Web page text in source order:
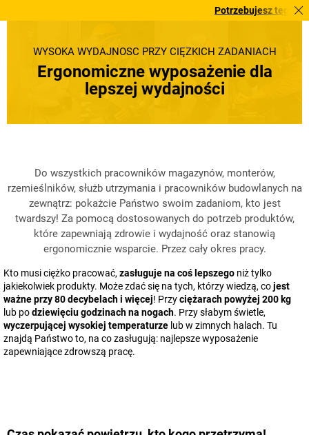
Potrzebujesz tego pilnie?
WYSOKA WYDAJNOŚĆ PRZY CIĘŻKICH ZADANIACH
Ergonomiczne wyposażenie dla
lepszej wydajności
Do wszystkich pracowników magazynów, monterów,
rzemieślników, służb utrzymania i pracowników budowlanych na
zewnątrz: pokażcie Państwo swoim zadaniom, kto jest
twardszy! Za pomocą dostosowanych do potrzeb produktów,
które zapewniają zdrowie i wydajność oraz stanowią
ergonomicznie wsparcie. Przez cały okres pracy.
Kto musi ciężko pracować, zasługuje na coś lepszego niż tylko
jakiekolwiek produkty. Może zdać się na tych, którzy wiedzą, cojest
ważne przy 80 decybelach i więcej! Przyciężarach powyżej 200 kg
lub podziewięciu godzinach na nogach. Przy słabym świetle,
wyczerpującej wysokiej temperaturze lub w zimnych halach. Tu
znajdą Państwo to, na co zasługują: najlepsze wyposażenie
zapewniające zdrowszą pracę.